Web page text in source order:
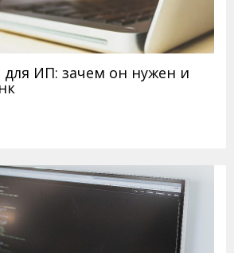
для ИП: зачем он нужен и